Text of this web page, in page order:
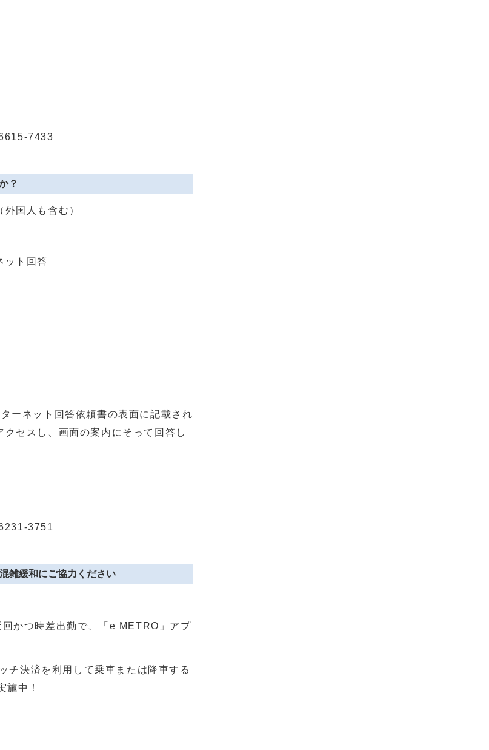
7433
？
国人も含む）
ット回答
ーネット回答依頼書の表面に記載され
セスし、画面の案内にそって回答し
3751
雑緩和にご協力ください
かつ時差出勤で、「 e METRO 」アプ
チ決済を利用して乗車または降車する
施中！